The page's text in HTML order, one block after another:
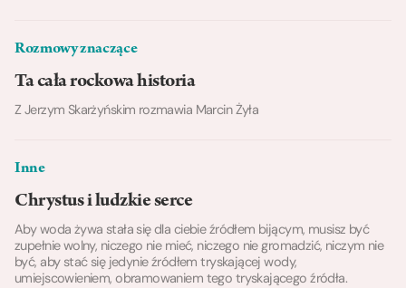
Rozmowy znaczące
Ta cała rockowa historia
Z Jerzym Skarżyńskim rozmawia Marcin Żyła
Inne
Chrystus i ludzkie serce
Aby woda żywa stała się dla ciebie źródłem bijącym, musisz być
zupełnie wolny, niczego nie mieć, niczego nie gromadzić, niczym nie
być, aby stać się jedynie źródłem tryskającej wody,
umiejscowieniem, obramowaniem tego tryskającego źródła.